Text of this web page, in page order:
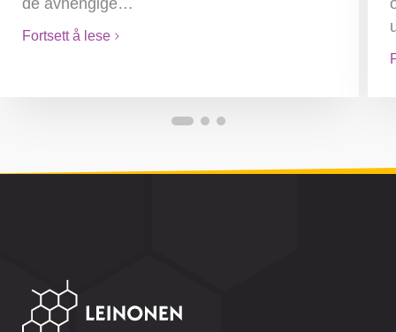
de avhengige…
Fortsett å lese